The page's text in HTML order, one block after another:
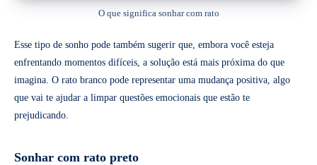
O que significa sonhar com rato
Esse tipo de sonho pode também sugerir que, embora você esteja
enfrentando momentos difíceis, a solução está mais próxima do que
imagina. O rato branco pode representar uma mudança positiva, algo
que vai te ajudar a limpar questões emocionais que estão te
prejudicando.
Sonhar com rato preto